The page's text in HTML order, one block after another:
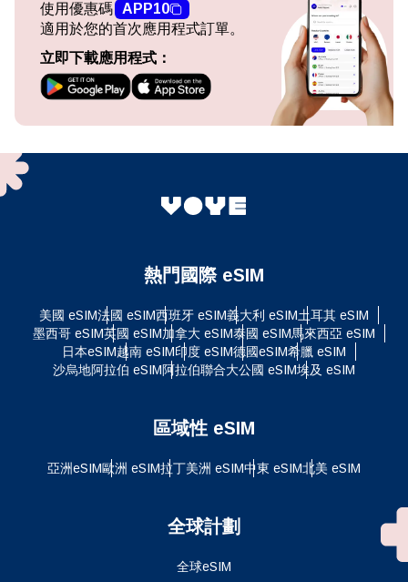
使用優惠碼 APP10
適用於您的首次應用程式訂單。
立即下載應用程式：
熱門國際 eSIM
美國 eSIM法國 eSIM西班牙 eSIM義大利 eSIM土耳其 eSIM
墨西哥 eSIM英國 eSIM加拿大 eSIM泰國 eSIM馬來西亞 eSIM
日本eSIM越南 eSIM印度 eSIM德國eSIM希臘 eSIM
沙烏地阿拉伯 eSIM阿拉伯聯合大公國 eSIM埃及 eSIM
區域性 eSIM
亞洲eSIM歐洲 eSIM拉丁美洲 eSIM中東 eSIM北美 eSIM
全球計劃
全球eSIM